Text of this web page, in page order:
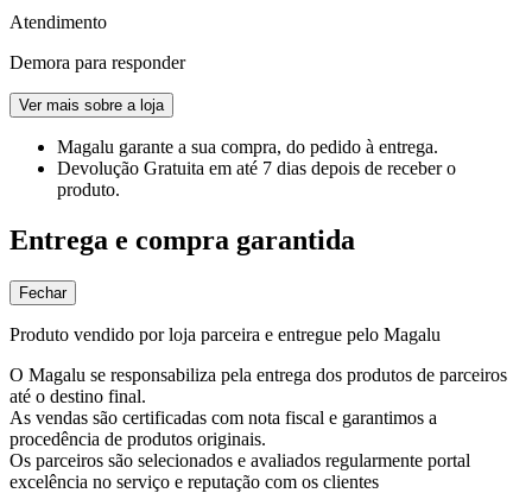
Atendimento
Demora para responder
Ver mais sobre a loja
Magalu garante a sua compra, do pedido à entrega.
Devolução Gratuita em até 7 dias depois de receber o
produto.
Entrega e compra garantida
Fechar
Produto vendido por loja parceira e entregue pelo Magalu
O Magalu se responsabiliza pela entrega dos produtos de parceiros
até o destino final.
As vendas são certificadas com nota fiscal e garantimos a
procedência de produtos originais.
Os parceiros são selecionados e avaliados regularmente portal
excelência no serviço e reputação com os clientes